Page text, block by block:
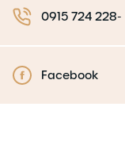
0915 724 228-
Facebook